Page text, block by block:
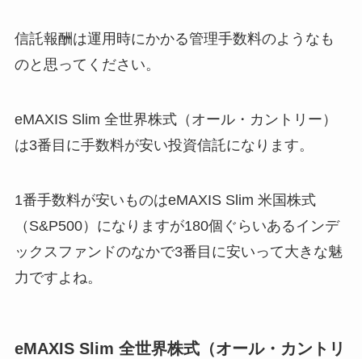
信託報酬は運用時にかかる管理手数料のようなも
のと思ってください。
eMAXIS Slim 全世界株式（オール・カントリー）
は3番目に手数料が安い投資信託になります。
1番手数料が安いものはeMAXIS Slim 米国株式
（S&P500）になりますが180個ぐらいあるインデ
ックスファンドのなかで3番目に安いって大きな魅
力ですよね。
eMAXIS Slim 全世界株式（オール・カントリ